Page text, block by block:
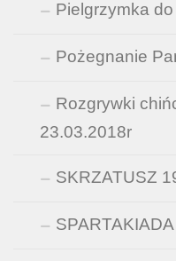
Pielgrzymka
Pożegnanie
Rozgrywki
23.03.2018r
SKRZATUSZ